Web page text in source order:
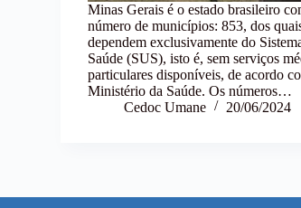
Minas Gerais é o estado brasileiro
número de municípios: 853, dos
dependem exclusivamente do
Saúde (SUS), isto é, sem serviços
particulares disponíveis, de acordo
Ministério da Saúde. Os números…
Cedoc Umane
20/06/2024